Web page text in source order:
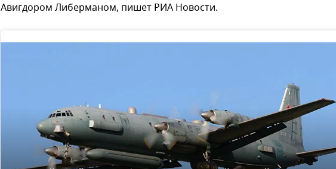
Авигдором Либерманом, пишет РИА Новости.